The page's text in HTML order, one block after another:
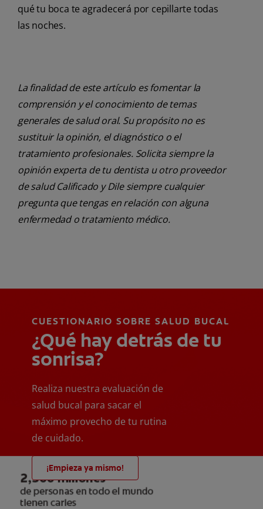
qué tu boca te agradecerá por cepillarte todas
las noches.
La finalidad de este artículo es fomentar la
comprensión y el conocimiento de temas
generales de salud oral. Su propósito no es
sustituir la opinión, el diagnóstico o el
tratamiento profesionales. Solicita siempre la
opinión experta de tu dentista u otro proveedor
de salud Calificado y Dile siempre cualquier
pregunta que tengas en relación con alguna
enfermedad o tratamiento médico.
CUESTIONARIO SOBRE SALUD BUCAL
¿Qué hay detrás de tu
sonrisa?
Realiza nuestra evaluación de
salud bucal para sacar el
máximo provecho de tu rutina
de cuidado.
¡Empieza ya mismo!